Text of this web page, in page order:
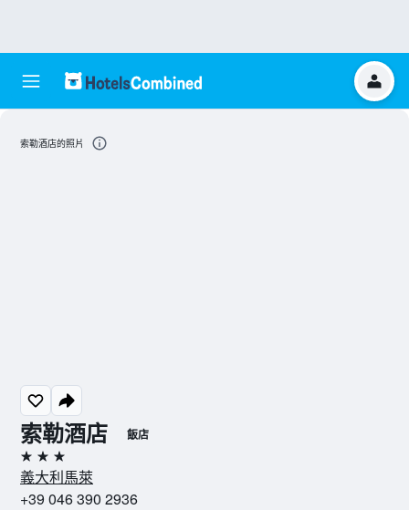
索勒酒店 飯店
3星級
義大利馬萊
+39 046 390 2936
索勒酒店的照片